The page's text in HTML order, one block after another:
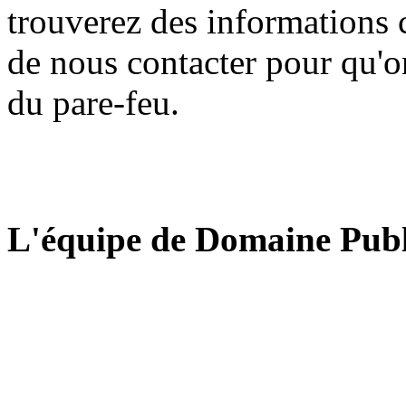
trouverez des informations
de nous contacter pour
du pare-feu.
L'équipe de Domaine